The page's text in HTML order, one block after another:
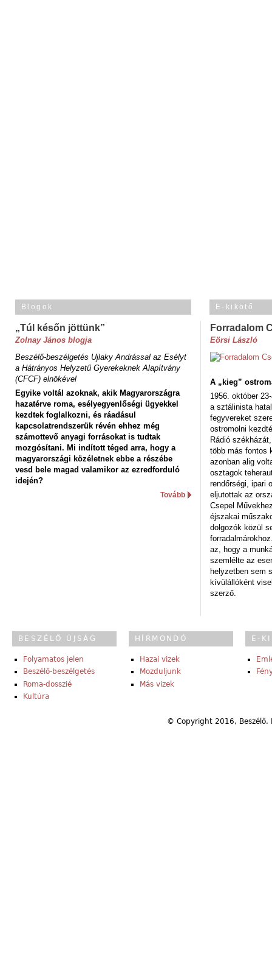
Blogok
„Túl későn jöttünk”
Zolnay János blogja
Beszélő-beszélgetés Ujlaky Andrással az Esélyt
a Hátrányos Helyzetű Gyerekeknek Alapítvány
(CFCF) elnökével
Egyike voltál azoknak, akik Magyarországra
hazatérve roma, esélyegyenlőségi ügyekkel
kezdtek foglalkozni, és ráadásul
kapcsolatrendszerük révén ehhez még
számottevő anyagi forrásokat is tudtak
mozgósítani. Mi indított téged arra, hogy a
magyarországi közéletnek ebbe a részébe
vesd bele magad valamikor az ezredforduló
idején?
Tovább
E-kikötő
Forradalom
Eörsi László
A „kieg”
1956. október
a sztálinista
fegyvereket
ostromolni
Rádió
több más fontos
azonban alig
osztagok
rendőrségi, ipari
eljutottak az
Csepel
éjszakai
dolgozók közül
az, hogy a
szemlélte az
helyzetben sem
kívülállóként
szerző.
BESZÉLŐ ÚJSÁG
Folyamatos jelen
Beszélő-beszélgetés
Roma-dosszié
Kultúra
HÍRMONDÓ
Hazai vizek
Mozduljunk
Más vizek
E-
© Copyright 2016,